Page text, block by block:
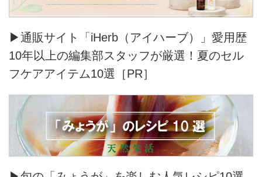
▶通販サイト「iHerb（アイハーブ）」愛用歴
10年以上の編集部スタッフが厳選！夏のセル
フケアアイテム10選［PR］